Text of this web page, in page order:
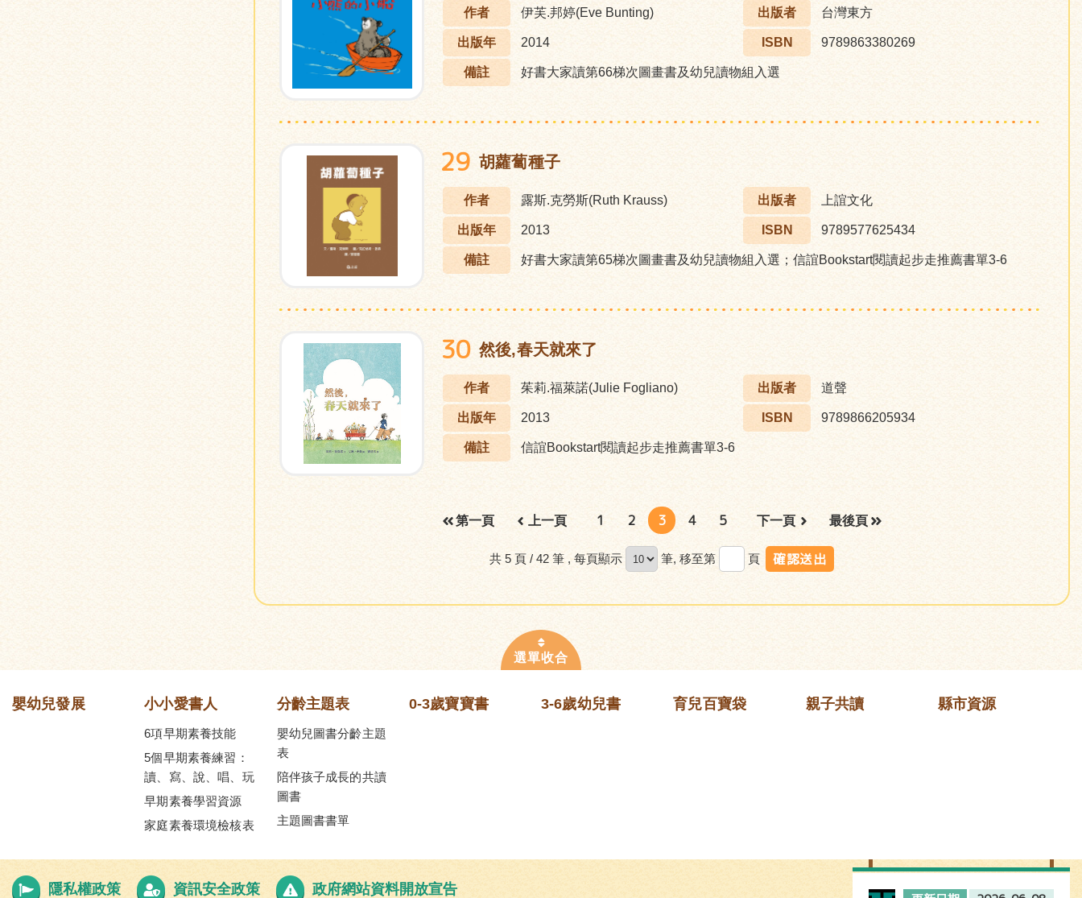
作者 伊芙.邦婷(Eve Bunting) 出版者 台灣東方
出版年 2014 ISBN 9789863380269
備註 好書大家讀第66梯次圖畫書及幼兒讀物組入選
29 胡蘿蔔種子
作者 露斯.克勞斯(Ruth Krauss) 出版者 上誼文化
出版年 2013 ISBN 9789577625434
備註 好書大家讀第65梯次圖畫書及幼兒讀物組入選；信誼Bookstart閱讀起步走推薦書單3-6
30 然後,春天就來了
作者 茱莉.福萊諾(Julie Fogliano) 出版者 道聲
出版年 2013 ISBN 9789866205934
備註 信誼Bookstart閱讀起步走推薦書單3-6
第一頁 上一頁 1 2 3 4 5 下一頁 最後頁
共 5 頁 / 42 筆 , 每頁顯示 筆, 移至第 頁
嬰幼兒發展 小小愛書人
6項早期素養技能
5個早期素養練習：
讀、寫、說、唱、玩
早期素養學習資源
家庭素養環境檢核表
分齡主題表
嬰幼兒圖書分齡主題
表
陪伴孩子成長的共讀
圖書
主題圖書書單
0-3歲寶寶書 3-6歲幼兒書 育兒百寶袋 親子共讀 縣市資源
隱私權政策 資訊安全政策 政府網站資料開放宣告